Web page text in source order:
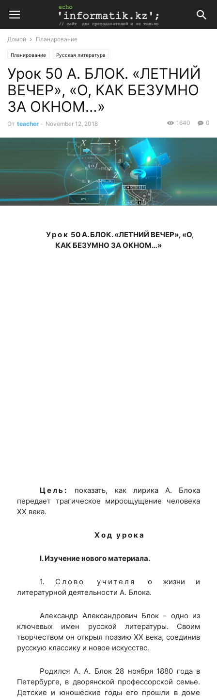
Домой Планирование
Планирование Русская литература
Поурочные планы по русской литературе 6 класс
Урок 50 А. БЛОК. «ЛЕТНИЙ
ВЕЧЕР», «О, КАК БЕЗУМНО
ЗА ОКНОМ…»
От teacher - November 12, 2018 0
1640
Урок 50А. БЛОК. «ЛЕТНИЙ ВЕЧЕР», «О,
КАК БЕЗУМНО ЗА ОКНОМ…»
Цель:
показать, как лирика А. Блока
передает трагическое мироощущение человека
XX века.
Ход урока
I. Изучение нового материала.
1. Слово учителяо жизни и
литературной деятельности А. Блока.
Александр Александрович Блок – одно из
ключевых имен русской литературы. Своим
творчеством он открыл поэзию XX века, соединив
русскую классику и новое искусство.
Родился А. А. Блок 28 ноября 1880 года в
Петербурге, в дворянской профессорской семье.
Детские и юношеские годы его прошли в доме